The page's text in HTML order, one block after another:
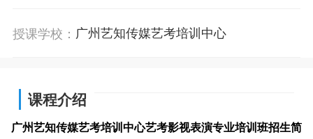
授课学校： 广州艺知传媒艺考培训中心
课程介绍
广州艺知传媒艺考培训中心艺考影视表演专业培训班招生简